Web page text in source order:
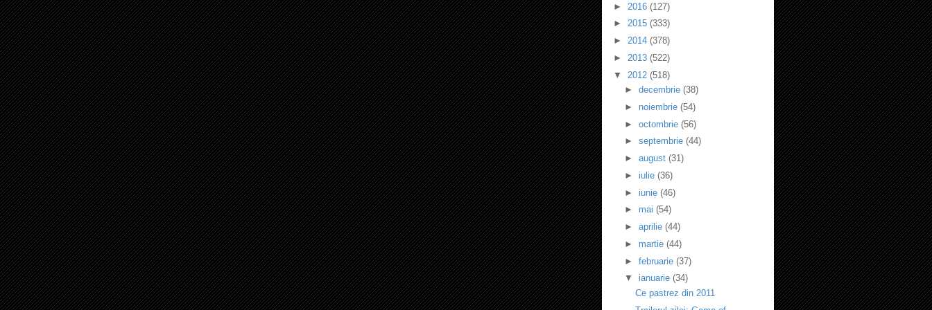
► 2016 (127)
► 2015 (333)
► 2014 (378)
► 2013 (522)
▼ 2012 (518)
► decembrie (38)
► noiembrie (54)
► octombrie (56)
► septembrie (44)
► august (31)
► iulie (36)
► iunie (46)
► mai (54)
► aprilie (44)
► martie (44)
► februarie (37)
▼ ianuarie (34)
Ce pastrez din 2011